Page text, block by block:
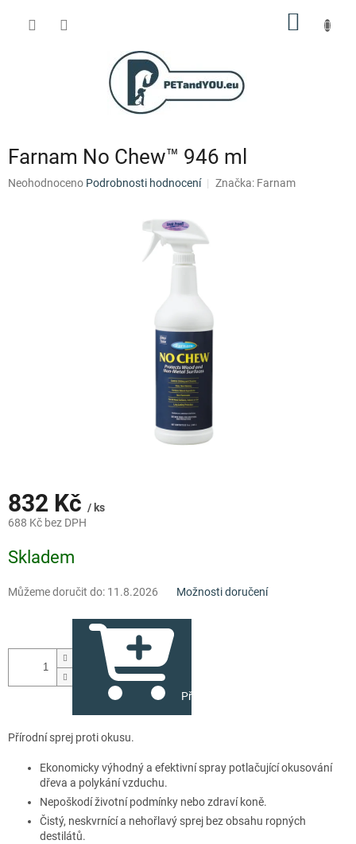
Farnam No Chew™ 946 ml
Průměrné
Neohodnoceno Podrobnosti hodnocení Značka: Farnam
832 Kč / ks
688 Kč bez DPH
cena:
Skladem
Můžeme doručit do: 11.8.2026 Možnosti doručení
Přidat do košíku
Přírodní sprej proti okusu.
Ekonomicky výhodný a efektivní spray potlačující okusování
dřeva a polykání vzduchu.
Nepoškodí životní podmínky nebo zdraví koně.
Čistý, neskvrnící a nehořlavý sprej bez obsahu ropných
destilátů.